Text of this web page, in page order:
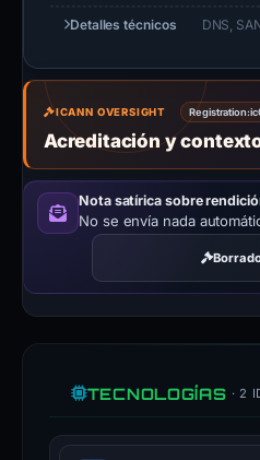
Detalles técnicos DNS,
ICANN OVERSIGHT Registration:
Acreditación y
Nota satírica sobre
No se envía nada
TECNOLOGÍAS · 2